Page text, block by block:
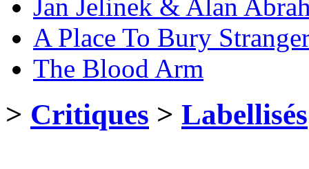
Jan Jelinek & Alan
A Place To Bury
The Blood Arm
> Critiques > Labellisés